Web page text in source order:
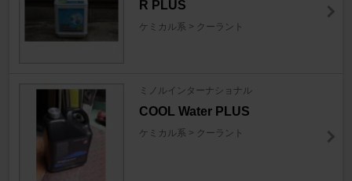
R PLUS
ケミカル系 > クーラント
ミノルインターナショナル
COOL Water PLUS
ケミカル系 > クーラント